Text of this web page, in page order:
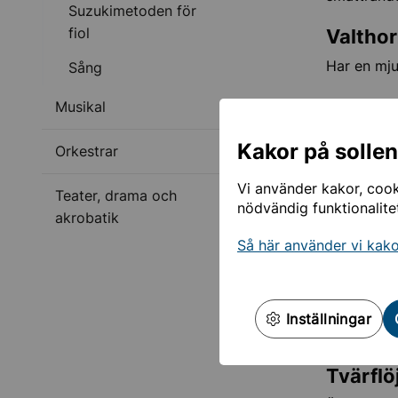
Kakor på
Vi använder kakor,
nödvändig
Så här använder vi
Inställningar
Suzukimetoden för
fiol
Sång
Musikal
Orkestrar
Teater, drama och
akrobatik
Har en
Även
Finns i
spela